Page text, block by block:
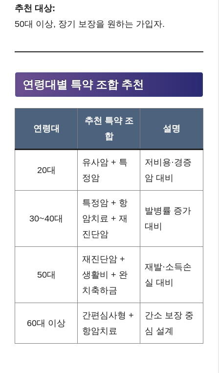
추천 대상:
50대 이상, 장기 보장을 원하는 가입자.
연령대별 특약 조합 추천
연령대
추천 특약 조
합
설명
20대
유사암 + 특
정암
저비용·경증
암 대비
30~40대
특정암 + 항
암치료 + 재
진단암
발병률 증가
대비
50대
재진단암 +
생활비 + 완
치축하금
재발·소득손
실 대비
60대 이상
간편심사형 +
항암치료
간소 보장 중
심 설계